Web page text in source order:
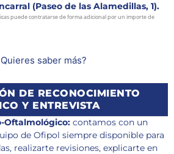
(Paseo de las Alamedillas, 1).
puede contratarse de forma adicional por un importe de
saber más?
DE RECONOCIMIENTO
Y ENTREVISTA
Oftalmológico: contamos con un
de Ofipol siempre disponible para
realizarte revisiones, explicarte en